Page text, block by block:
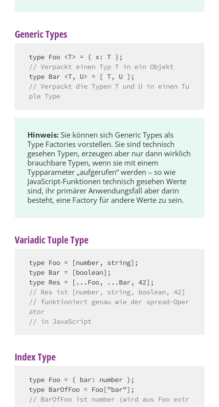
Generic Types
// Verpackt einen Typ T in ein Objekt
// Verpackt die Typen T und U in einen Tu
ple Type
Hinweis: Sie können sich Generic Types als
Type Factories vorstellen. Sie sind technisch
gesehen Typen, erzeugen aber nur dann wirklich
brauchbare Typen, wenn sie mit einem
Typparameter „aufgerufen“ werden – so wie
JavaScript-Funktionen technisch gesehen Werte
sind, ihr primärer Anwendungsfall aber darin
besteht, eine Factory für andere Werte zu sein.
Variadic Tuple Type
type Foo = [number, string];
type Bar = [boolean];
// Res ist [number, string, boolean, 42]
// funktioniert genau wie der spread-Oper
ator
// in JavaScript
Index Type
type Foo = { bar: number };
// BarOfFoo ist number (wird aus Foo extr